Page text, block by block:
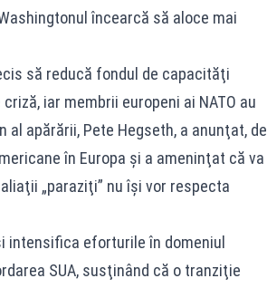
încearcă să aloce mai
să reducă fondul de capacităţi
iar membrii europeni ai NATO au
apărării, Pete Hegseth, a anunţat, de
în Europa şi a ameninţat că va
„paraziţi” nu îşi vor respecta
intensifica eforturile în domeniul
SUA, susţinând că o tranziţie